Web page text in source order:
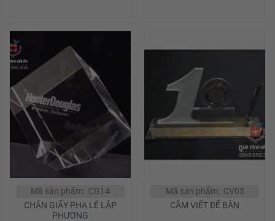
Mã sản phẩm: CG14
CHẶN GIẤY PHA LÊ LẬP
PHƯƠNG
Mã sản phẩm: CV03
CẮM VIẾT ĐỂ BÀN